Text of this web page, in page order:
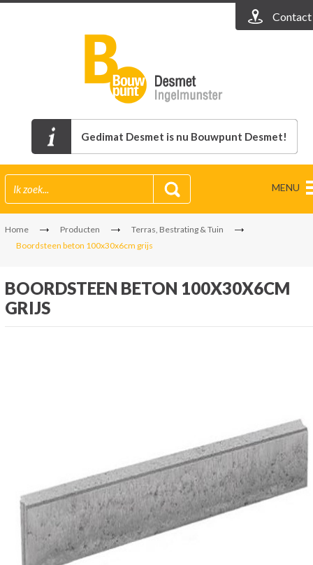
Contact
Gedimat Desmet is nu Bouwpunt Desmet!
MENU
Home Producten
Terras, Bestrating & Tuin
Boordsteen beton 100x30x6cm grijs
BOORDSTEEN BETON 100X30X6CM
GRIJS